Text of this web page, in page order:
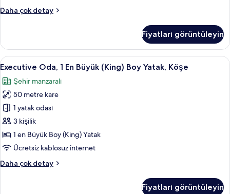
fotoğrafları
Daha çok detay
Family
Odası,
Bağlantılı
Odalar
daha
fazla
detay
Fiyatları görüntüleyin
Executive
Oda,
1
En
Büyük
(King)
Boy
Yatak,
için
Executive Oda, 1 En Büyük (King)
8
Executive Oda, 1 En Büyük (King) Boy Yatak, Köşe
Şehir manzaralı
50 metre kare
1 yatak odası
3 kişilik
1 en Büyük Boy (King) Yatak
Ücretsiz kablosuz internet
Daha çok detay
Executive
Fiyatları görüntüleyin